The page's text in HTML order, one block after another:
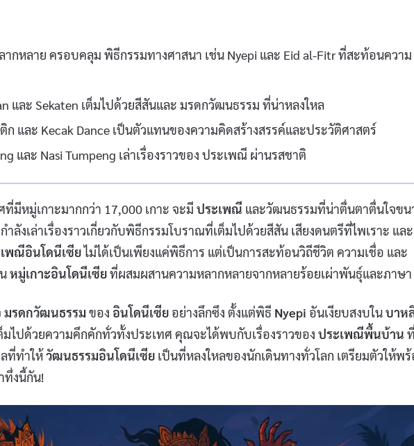
กหลาย ครอบคลุม พิธีกรรมทางศาสนา เช่น Nyepi และ Eid al-Fitr ที่สะท้อนความ
และ Sekaten เต็มไปด้วยสีสันและ มรดกวัฒนธรรม ที่น่าหลงใหล
และ Kecak Dance เป็นตัวแทนของความคิดสร้างสรรค์และประวัติศาสตร์
และ Nasi Tumpeng เล่าเรื่องราวของ ประเพณี ผ่านรสชาติ
ที่มีหมู่เกาะมากกว่า 17,000 เกาะ จะมี ประเพณี และวัฒนธรรมที่น่าตื่นตาตื่นใจขน
งเล่าเรื่องราวเกี่ยวกับพิธีกรรมโบราณที่เต็มไปด้วยสีสัน เสียงดนตรีที่ไพเราะ แล
พณีอินโดนีเซียไม่ได้เป็นเพียงแค่พิธีการ แต่เป็นการสะท้อนวิถีชีวิต ความเชื่อ และ
หมู่เกาะอินโดนีเซียที่ผสมผสานความหลากหลายจากหลายร้อยเผ่าพันธุ์และภาษา
มรดกวัฒนธรรม ของ อินโดนีเซีย อย่างลึกซึง ตั้งแต่พิธี Nyepi อันเงียบสงบในบาห
มไปด้วยความคึกคักทั่วทั้งประเทศ คุณจะได้พบกับเรื่องราวของ ประเพณีพื้นบ้าน
ที่ทำให้วัฒนธรรมอินโดนีเซีย เป็นที่หลงใหลของนักเดินทางทั่วโลก เตรียมตัวให้พ
ทึ่งนี้กัน!